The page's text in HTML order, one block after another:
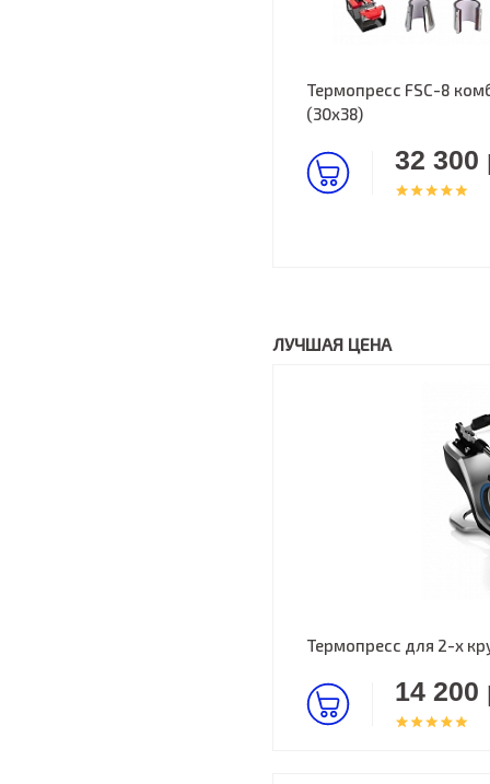
Термопресс FSC-8
(30х38)
32 300
ЛУЧШАЯ ЦЕНА
Термопресс для 2-х
14 200